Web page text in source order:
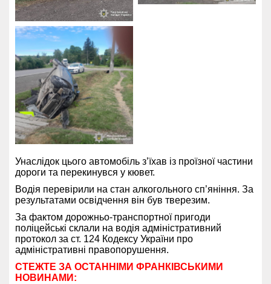
Унаслідок цього автомобіль з’їхав із проїзної частини
дороги та перекинувся у кювет.
Водія перевірили на стан алкогольного сп’яніння. За
результатами освідчення він був тверезим.
За фактом дорожньо-транспортної пригоди
поліцейські склали на водія адміністративний
протокол за ст. 124 Кодексу України про
адміністративні правопорушення.
СТЕЖТЕ ЗА ОСТАННІМИ ФРАНКІВСЬКИМИ
НОВИНАМИ: